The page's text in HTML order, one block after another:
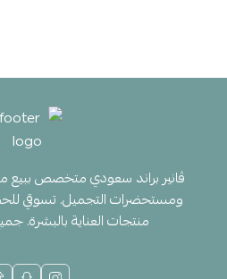
ڤانير براند سعودي متخصص ببيع
ومستحضرات التجميل. تسوقي
منتجات العناية بالبشرة.